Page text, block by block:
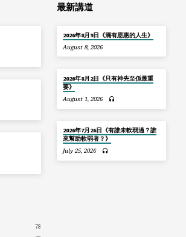
最新講道
2026年8月9日《滿有恩惠的人生》
August 8, 2026
2026年8月2日《只有神先至係最重
要》
August 1, 2026
2026年7月26日《有誰未軟弱過？誰
來幫助軟弱者？》
July 25, 2026
78